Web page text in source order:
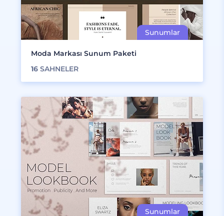
Moda Markası Sunum Paketi
16 SAHNELER